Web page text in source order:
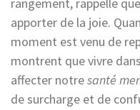
apporter de la joie.
moment est venu de
montrent que vivre
affecter notresanté
de surcharge et de